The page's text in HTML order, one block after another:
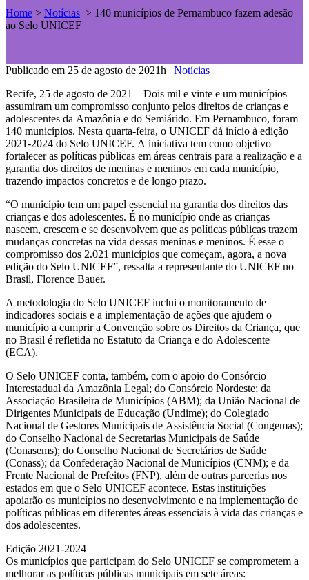
Home > Notícias > 140 municípios de Pernambuco fazem adesão
ao Selo UNICEF
Publicado em 25 de agosto de 2021h | Notícias
Recife, 25 de agosto de 2021 – Dois mil e vinte e um municípios
assumiram um compromisso conjunto pelos direitos de crianças e
adolescentes da Amazônia e do Semiárido. Em Pernambuco, foram
140 municípios. Nesta quarta-feira, o UNICEF dá início à edição
2021-2024 do Selo UNICEF. A iniciativa tem como objetivo
fortalecer as políticas públicas em áreas centrais para a realização e a
garantia dos direitos de meninas e meninos em cada município,
trazendo impactos concretos e de longo prazo.
“O município tem um papel essencial na garantia dos direitos das
crianças e dos adolescentes. É no município onde as crianças
nascem, crescem e se desenvolvem que as políticas públicas trazem
mudanças concretas na vida dessas meninas e meninos. É esse o
compromisso dos 2.021 municípios que começam, agora, a nova
edição do Selo UNICEF”, ressalta a representante do UNICEF no
Brasil, Florence Bauer.
A metodologia do Selo UNICEF inclui o monitoramento de
indicadores sociais e a implementação de ações que ajudem o
município a cumprir a Convenção sobre os Direitos da Criança, que
no Brasil é refletida no Estatuto da Criança e do Adolescente
(ECA).
O Selo UNICEF conta, também, com o apoio do Consórcio
Interestadual da Amazônia Legal; do Consórcio Nordeste; da
Associação Brasileira de Municípios (ABM); da União Nacional de
Dirigentes Municipais de Educação (Undime); do Colegiado
Nacional de Gestores Municipais de Assistência Social (Congemas);
do Conselho Nacional de Secretarias Municipais de Saúde
(Conasems); do Conselho Nacional de Secretários de Saúde
(Conass); da Confederação Nacional de Municípios (CNM); e da
Frente Nacional de Prefeitos (FNP), além de outras parcerias nos
estados em que o Selo UNICEF acontece. Estas instituições
apoiarão os municípios no desenvolvimento e na implementação de
políticas públicas em diferentes áreas essenciais à vida das crianças e
dos adolescentes.
Edição 2021-2024
Os municípios que participam do Selo UNICEF se comprometem a
melhorar as políticas públicas municipais em sete áreas: